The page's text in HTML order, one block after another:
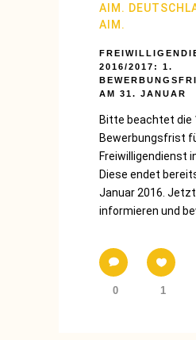
AIM.
AIM.
2016/2017: 1.
AM 31. JANUAR
Bitte beachtet die
Bewerbungsfrist
Freiwilligendienst
Diese endet
Januar 2016.
informieren und
0 1